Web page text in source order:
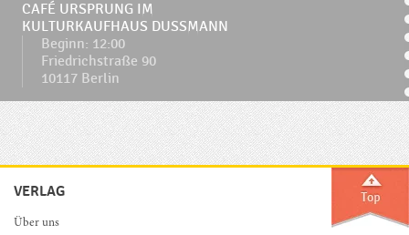
CAFÉ URSPRUNG IM
KULTURKAUFHAUS DUSSMANN
Beginn: 12:00
Friedrichstraße 90
10117 Berlin
VERLAG
Über uns